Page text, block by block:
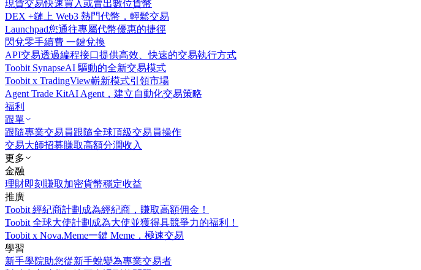
現貨交易快速買入或賣出數位貨幣
DEX +鏈上 Web3 熱門代幣，輕鬆交易
Launchpad您通往專屬代幣優惠的捷徑
閃兌零手續費 一鍵兌換
API交易透過編程接口提供高效、快速的交易執行方式
Toobit SynapseAI 驅動的全新交易模式
Toobit x TradingView嶄新模式引領市場
Agent Trade KitAI Agent，建立自動化交易策略
福利
跟單
跟隨專業交易員跟隨全球頂級交易員操作
交易大師招募賺取高額分潤收入
更多
金融
理財即刻賺取加密貨幣穩定收益
推廣
Toobit 經紀商計劃 成為經紀商，賺取高額佣金！
Toobit 全球大使計劃 成為大使並獲得具競爭力的福利！
Toobit x Nova.Meme一鍵 Meme，極速交易
學習
新手學院助您從新手蛻變為專業交易者